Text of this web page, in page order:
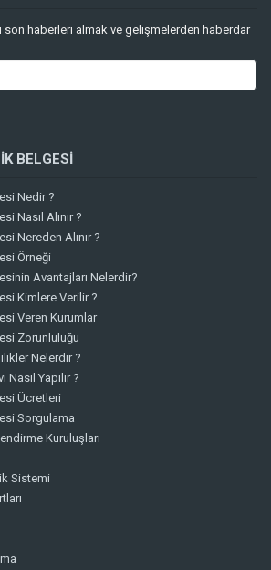
haberleri almak ve gelişmelerden haberdar
BELGESI
Nedir ?
Nasıl Alınır ?
Nereden Alınır ?
Örneği
Avantajları Nelerdir?
Kimlere Verilir ?
Veren Kurumlar
Zorunluluğu
Nelerdir ?
Nasıl Yapılır ?
Ücretleri
Sorgulama
Kuruluşları
Sistemi